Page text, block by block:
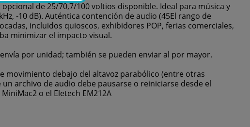
de 25/70,7/100 voltios disponible. Ideal para música y
-10 dB). Auténtica contención de audio (45El rango de
incluidos quioscos, exhibidores POP, ferias comerciales,
minimizar el impacto visual.
por unidad; también se pueden enviar al por mayor.
movimiento debajo del altavoz parabólico (entre otras
archivo de audio debe pausarse o reiniciarse desde el
o el Eletech EM212A